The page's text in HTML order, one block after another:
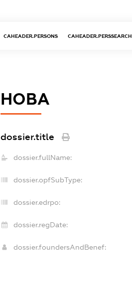
CAHEADER.PERSONS CAHEADER.PERSSEARCH
НОВА
dossier.title
dossier.fullName:
dossier.opfSubType:
dossier.edrpo:
dossier.regDate:
dossier.foundersAndBenef: